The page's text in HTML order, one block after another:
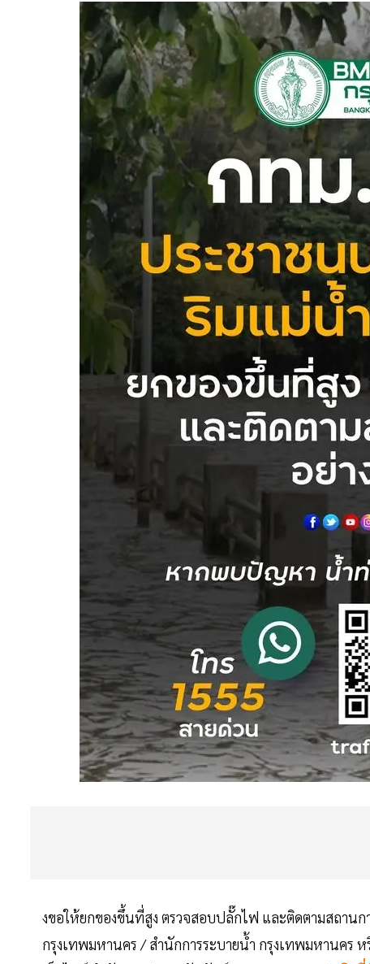
งขอให้ยกของขึ้นที่สูง ตรวจสอบปลั๊กไฟ และติดตามสถา
กรุงเทพมหานคร / สำนักการระบายน้ำ กรุงเทพมหานคร